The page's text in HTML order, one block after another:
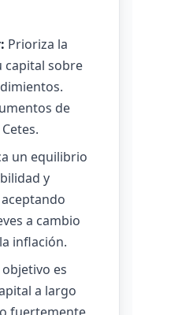
Prioriza la
capital sobre
de
un equilibrio
y
a cambio
inflación.
objetivo es
a largo